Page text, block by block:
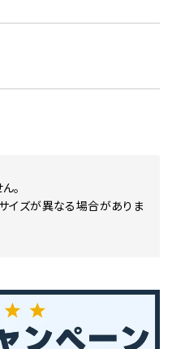
。
イズが異なる場合がありま